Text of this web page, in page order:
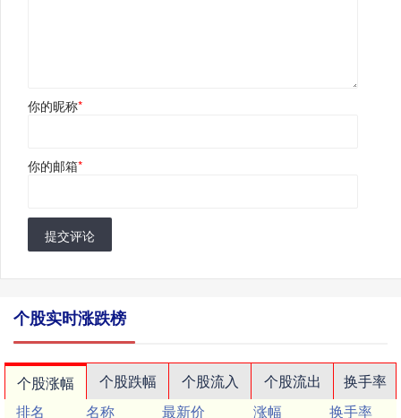
你的昵称*
你的邮箱*
提交评论
个股实时涨跌榜
个股涨幅 个股跌幅 个股流入 个股流出
换手率
排名
名称 最新价 涨幅
换手率